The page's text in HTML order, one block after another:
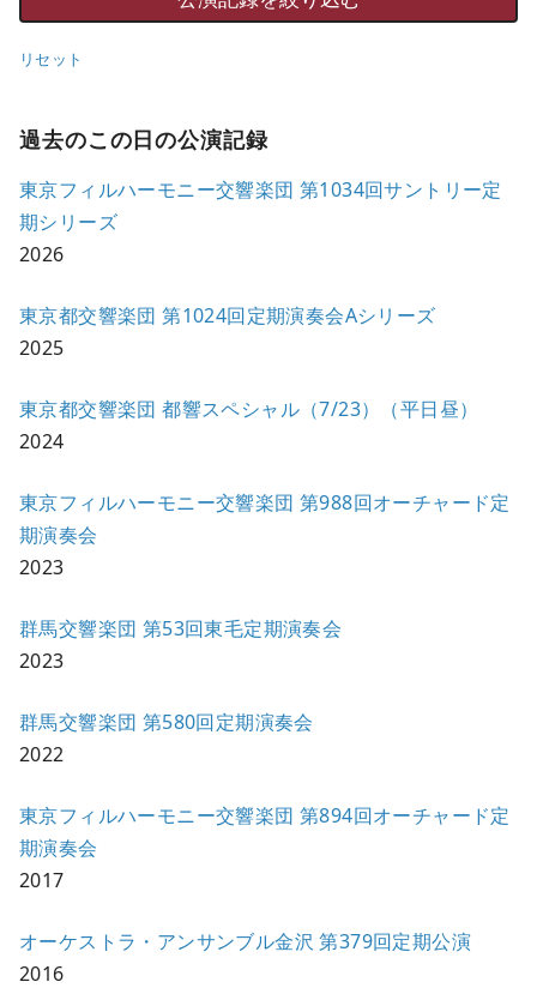
リセット
過去のこの日の公演記録
東京フィルハーモニー交響楽団 第1034回サントリー定
期シリーズ
2026
東京都交響楽団 第1024回定期演奏会Aシリーズ
2025
東京都交響楽団 都響スペシャル（7/23）（平日昼）
2024
東京フィルハーモニー交響楽団 第988回オーチャード定
期演奏会
2023
群馬交響楽団 第53回東毛定期演奏会
2023
群馬交響楽団 第580回定期演奏会
2022
東京フィルハーモニー交響楽団 第894回オーチャード定
期演奏会
2017
オーケストラ・アンサンブル金沢 第379回定期公演
2016